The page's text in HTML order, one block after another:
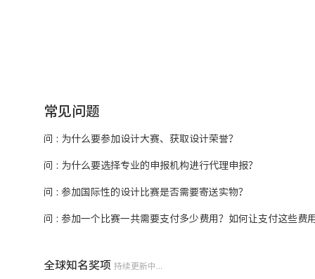
常见问题
问 : 为什么要参加设计大赛、获取设计荣誉？
问 : 为什么要选择专业的申报机构进行代理申报？
问 : 参加国际性的设计比赛是否需要寄送实物？
问 : 参加一个比赛一共需要支付多少费用？如何让支付这些费
全球知名奖项 持续更新中...